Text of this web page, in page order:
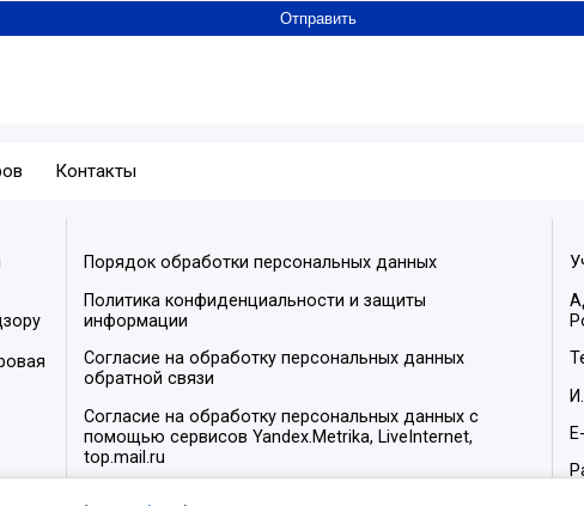
Контакты
Порядок обработки персональных данных
Политика конфиденциальности и защиты
информации
Согласие на обработку персональных данных
обратной связи
Согласие на обработку персональных данных с
помощью сервисов Yandex.Metrika, LiveInternet,
top.mail.ru